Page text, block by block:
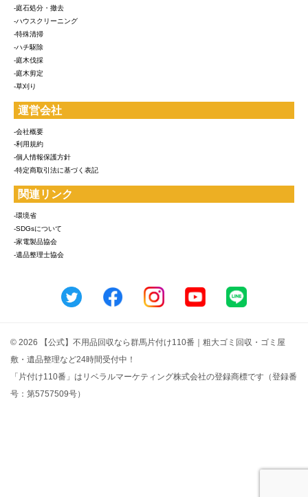
-庭石処分・撤去
-ハウスクリーニング
-特殊清掃
-ハチ駆除
-庭木伐採
-庭木剪定
-草刈り
運営会社
-会社概要
-利用規約
-個人情報保護方針
-特定商取引法に基づく表記
関連リンク
-環境省
-SDGsについて
-家電製品協会
-遺品整理士協会
© 2026 【公式】不用品回収なら群馬片付け110番｜粗大ゴミ回収・ゴミ屋
敷・遺品整理など24時間受付中！
「片付け110番」はリベラルマーケティング株式会社の登録商標です（登録番
号：第5757509号）